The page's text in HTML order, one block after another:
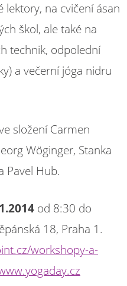
lektory, na cvičení ásan
škol, ale také na
technik, odpolední
a večerní jóga nidru
složení Carmen
Wöginger, Stanka
Pavel Hub.
od 8:30 do
18, Praha 1.
workshopy-a-